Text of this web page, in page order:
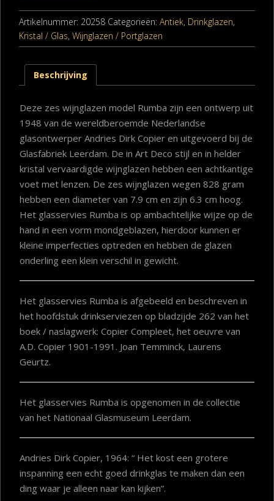
Artikelnummer: 20258 Categorieën: Antiek, Drinkglazen,
Kristal / Glas, Wijnglazen / Portglazen
Beschrijving
Deze zes wijnglazen model Rumba zijn een ontwerp uit
1948 van de wereldberoemde Nederlandse
glasontwerper Andries Dirk Copier en uitgevoerd bij de
Glasfabriek Leerdam. De in Art Deco stijl en in helder
kristal vervaardigde wijnglazen hebben een achtkantige
voet met lenzen. De zes wijnglazen wegen 828 gram
hebben een diameter van 7.9 cm en zijn 6.3 cm hoog.
Het glasservies Rumba is op ambachtelijke wijze op de
hand in een vorm mondgeblazen, hierdoor kunnen er
kleine imperfecties optreden en hebben de glazen
onderling een klein verschil in gewicht.
Het glasservies Rumba is afgebeeld en beschreven in
het hoofdstuk drinkserviezen op bladzijde 262 van het
boek / naslagwerk: Copier Compleet, het oeuvre van
A.D. Copier 1901-1991. Joan Temminck, Laurens
Geurtz.
Het glasservies Rumba is opgenomen in de collectie
van het Nationaal Glasmuseum Leerdam.
Andries Dirk Copier, 1964: “ Het kost een grotere
inspanning een echt goed drinkglas te maken dan een
ding waar je alleen naar kan kijken”.